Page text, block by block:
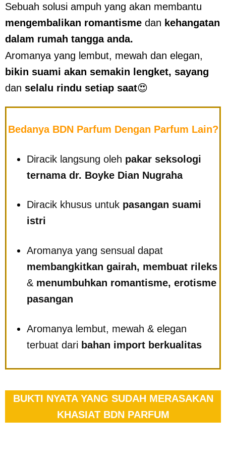
Sebuah solusi ampuh yang akan membantu
mengembalikan romantisme dan kehangatan
dalam rumah tangga anda.
Aromanya yang lembut, mewah dan elegan,
bikin suami akan semakin lengket, sayang
dan selalu rindu setiap saat😍
Bedanya BDN Parfum Dengan Parfum Lain?
Diracik langsung oleh pakar seksologi
ternama dr. Boyke Dian Nugraha
Diracik khusus untuk pasangan suami
istri
Aromanya yang sensual dapat
membangkitkan gairah, membuat rileks
& menumbuhkan romantisme, erotisme
pasangan
Aromanya lembut, mewah & elegan
terbuat dari bahan import berkualitas
BUKTI NYATA YANG SUDAH MERASAKAN
KHASIAT BDN PARFUM